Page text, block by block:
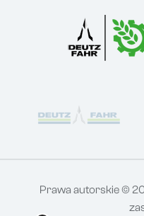
Prawa autorskie ©